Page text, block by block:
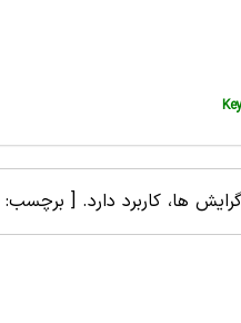
ها، کاربرد دارد. [ برچسب: